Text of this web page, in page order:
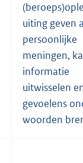
uiting geven
persoonlijke
meningen,
informatie
uitwisselen
gevoelens
woorden